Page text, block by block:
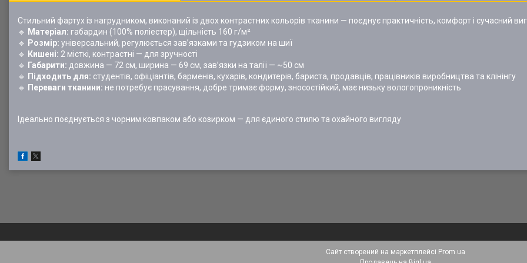
Стильний фартух із нагрудником, виконаний із двох контрастних кольорів тканини — поєднує практичність, комфорт і сучасний
🔹 Матеріал: габардин (100% поліестер), щільність 160 г/м²
🔹 Розмір: універсальний, регулюється зав’язками та гудзиком на шиї
🔹 Кишені: 2 місткі, контрастні — для зручності
🔹 Габарити: довжина — 72 см, ширина — 69 см, зав’язки на талії — ~50 см
🔹 Підходить для: студентів, офіціантів, барменів, кухарів, кондитерів, бариста, продавців, працівників виробництва та клінінгу
🔹 Переваги тканини: не потребує прасування, добре тримає форму, зносостійкий, має низьку вологопроникність
Ідеально поєднується з чорним ковпаком або козирком — для єдиного стилю та охайного вигляду
Сайт створений на маркетплейсі Prom.ua